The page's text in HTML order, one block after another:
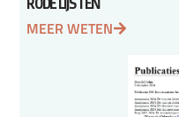
MEER WETEN